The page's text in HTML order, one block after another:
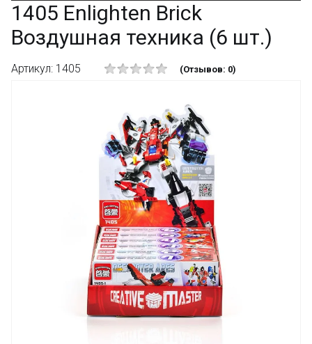
1405 Enlighten Brick
Воздушная техника (6 шт.)
Артикул: 1405 (Отзывов: 0)